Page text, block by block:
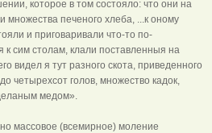
которое в том состояло: что они на
множества печеного хлеба, ...к оному
и приговаривали что-то по-
к сим столам, клали поставленныя на
видел я тут разного скота, приведенного
четырехсот голов, множество кадок,
медом».
массовое (всемирное) моление